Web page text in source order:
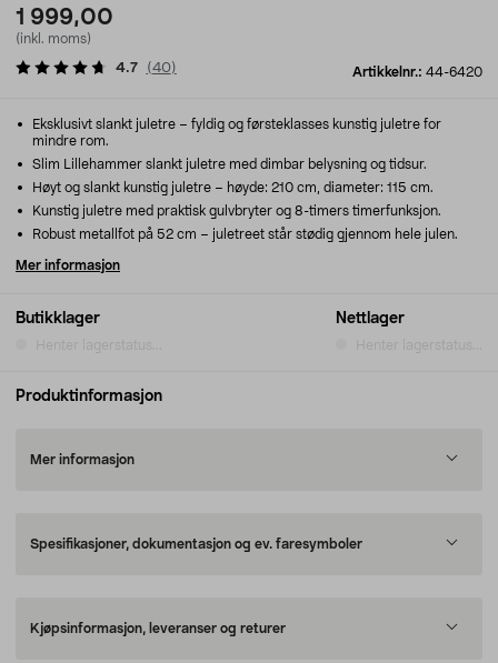
1 999,00
(inkl. moms)
Artikkelnr.: 44-6420
4.7 (40)
Butikklager
Henter lagerstatus...
Nettlager
Henter lagerstatus...
Eksklusivt slankt juletre – fyldig og førsteklasses kunstig juletre for
mindre rom.
Slim Lillehammer slankt juletre med dimbar belysning og tidsur.
Høyt og slankt kunstig juletre – høyde: 210 cm, diameter: 115 cm.
Kunstig juletre med praktisk gulvbryter og 8-timers timerfunksjon.
Robust metallfot på 52 cm – juletreet står stødig gjennom hele julen.
Mer informasjon
Produktinformasjon
Mer informasjon
Spesifikasjoner, dokumentasjon og ev. faresymboler
Kjøpsinformasjon, leveranser og returer